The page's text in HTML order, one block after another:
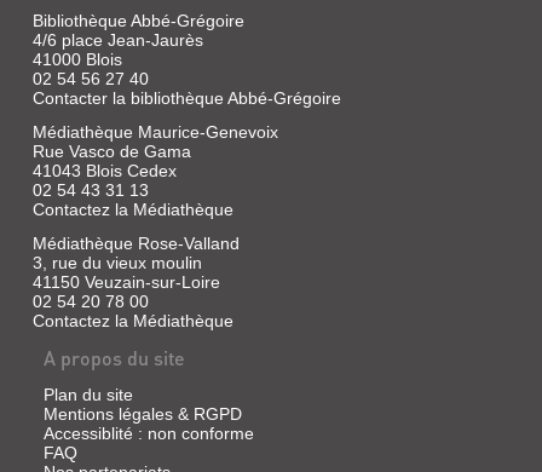
Livre
|
Hennequin,
P.-
P.
Belin-
Le
Prieur,
1836
DE
LA
TERRE
À
LA
LUNE
Bibliothèque Abbé-Grégoire
4/6 place Jean-Jaurès
41000 Blois
02 54 56 27 40
Contacter la bibliothèque Abbé-Grégoire
Médiathèque Maurice-Genevoix
Rue Vasco de Gama
41043 Blois Cedex
02 54 43 31 13
Contactez la Médiathèque
Médiathèque Rose-Valland
3, rue du vieux moulin
41150 Veuzain-sur-Loire
02 54 20 78 00
Contactez la Médiathèque
A propos du site
Plan du site
Mentions légales & RGPD
Accessiblité : non conforme
FAQ